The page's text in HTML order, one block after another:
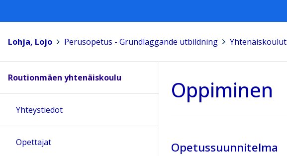
Lohja, Lojo Perusopetus - Grundläggande utbildning Yhtenäiskoulut
Oppiminen
Opetussuunnitelma
Routionmäen yhtenäiskoulu
Yhteystiedot
Opettajat